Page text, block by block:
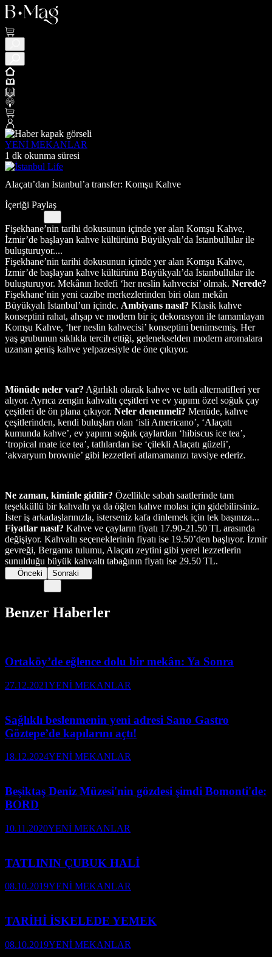
YENİ MEKANLAR
1 dk okunma süresi
Alaçatı’dan İstanbul’a transfer: Komşu Kahve
İçeriği Paylaş
Fişekhane’nin tarihi dokusunun içinde yer alan Komşu Kahve,
İzmir’de başlayan kahve kültürünü Büyükyalı’da İstanbullular ile
buluşturuyor....
Fişekhane’nin tarihi dokusunun içinde yer alan Komşu Kahve,
İzmir’de başlayan kahve kültürünü Büyükyalı’da İstanbullular ile
buluşturuyor. Mekânın hedefi ‘her neslin kahvecisi’ olmak. Nerede?
Fişekhane’nin yeni cazibe merkezlerinden biri olan mekân
Büyükyalı İstanbul’un içinde. Ambiyans nasıl? Klasik kahve
konseptini rahat, ahşap ve modern bir iç dekorasyon ile tamamlayan
Komşu Kahve, ‘her neslin kahvecisi’ konseptini benimsemiş. Her
yaş grubunun sıklıkla tercih ettiği, gelenekselden modern aromalara
uzanan geniş kahve yelpazesiyle de öne çıkıyor.
Mönüde neler var? Ağırlıklı olarak kahve ve tatlı alternatifleri yer
alıyor. Ayrıca zengin kahvaltı çeşitleri ve ev yapımı özel soğuk çay
çeşitleri de ön plana çıkıyor. Neler denenmeli? Menüde, kahve
çeşitlerinden, kendi buluşları olan ‘isli Americano’, ‘Alaçatı
kumunda kahve’, ev yapımı soğuk çaylardan ‘hibiscus ice tea’,
‘tropical mate ice tea’, tatlılardan ise ‘çilekli Alaçatı güzeli’,
‘akvaryum brownie’ gibi lezzetleri atlamamanızı tavsiye ederiz.
Ne zaman, kiminle gidilir? Özellikle sabah saatlerinde tam
teşekküllü bir kahvaltı ya da öğlen kahve molası için gidebilirsiniz.
İster iş arkadaşlarınızla, isterseniz kafa dinlemek için tek başınıza...
Fiyatlar nasıl? Kahve ve çayların fiyatı 17.90-21.50 TL arasında
değişiyor. Kahvaltı seçeneklerinin fiyatı ise 19.50’den başlıyor. İzmir
gevreği, Bergama tulumu, Alaçatı zeytini gibi yerel lezzetlerin
sunulduğu büyük kahvaltı tabağının fiyatı ise 29.50 TL.
Önceki Sonraki
Benzer Haberler
Ortaköy’de eğlence dolu bir mekân: Ya Sonra
27.12.2021YENİ MEKANLAR
Sağlıklı beslenmenin yeni adresi Sano Gastro
Göztepe’de kapılarını açtı!
18.12.2024YENİ MEKANLAR
Beşiktaş Deniz Müzesi'nin gözdesi şimdi Bomonti'de:
BORD
10.11.2020YENİ MEKANLAR
TATLININ ÇUBUK HALİ
08.10.2019YENİ MEKANLAR
TARİHİ İSKELEDE YEMEK
08.10.2019YENİ MEKANLAR